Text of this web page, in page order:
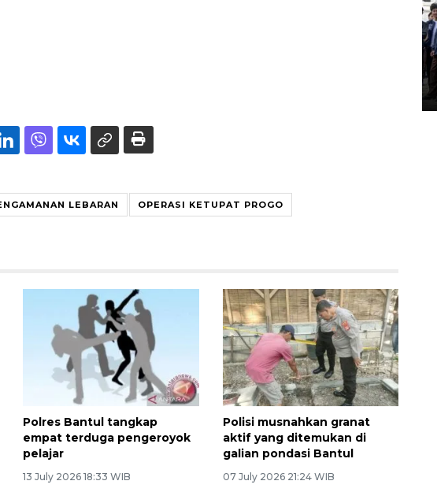
LEBARAN OPERASI KETUPAT PROGO
Polres Bantul tangkap
empat terduga pengeroyok
pelajar
13 July 2026 18:33 WIB
Polisi musnahkan granat
aktif yang ditemukan di
galian pondasi Bantul
07 July 2026 21:24 WIB